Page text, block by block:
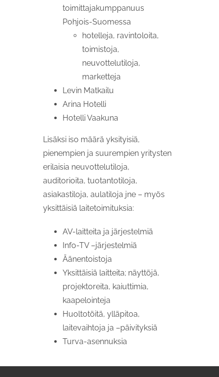
toimittajakumppanuus
Pohjois-Suomessa
hotelleja, ravintoloita,
toimistoja,
neuvottelutiloja,
marketteja
Levin Matkailu
Arina Hotelli
Hotelli Vaakuna
Lisäksi iso määrä yksityisiä,
pienempien ja suurempien yritysten
erilaisia neuvottelutiloja,
auditorioita, tuotantotiloja,
asiakastiloja, aulatiloja jne – myös
yksittäisiä laitetoimituksia:
AV-laitteita ja järjestelmiä
Info-TV –järjestelmiä
Äänentoistoja
Yksittäisiä laitteita; näyttöjä,
projektoreita, kaiuttimia,
kaapelointeja
Huoltotöitä, ylläpitoa,
laitevaihtoja ja –päivityksiä
Turva-asennuksia